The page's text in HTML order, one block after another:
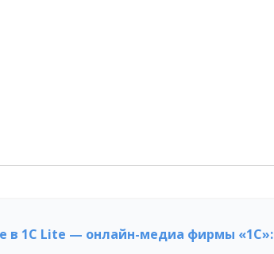
в 1С Lite — онлайн-медиа фирмы «1С»: